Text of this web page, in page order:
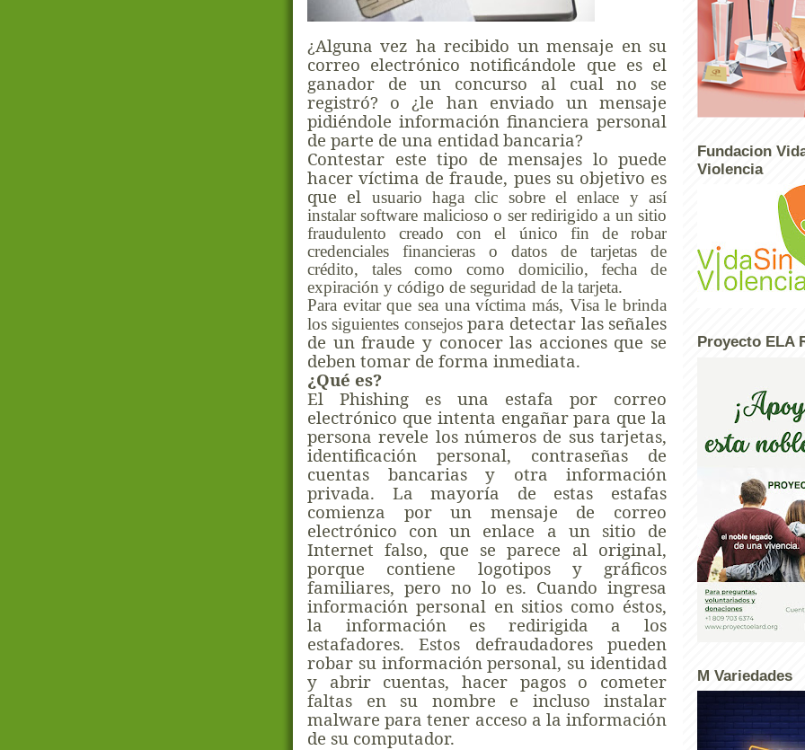
¿Alguna vez ha recibido un mensaje en su
correo electrónico notificándole que es el
ganador de un concurso al cual no se
registró? o ¿le han enviado un mensaje
pidiéndole información financiera personal
de parte de una entidad bancaria?
Contestar este tipo de mensajes lo puede
hacer víctima de fraude, pues su objetivo es
que el
usuario haga clic sobre el enlace y así
instalar software malicioso o ser redirigido a un sitio
fraudulento creado con el único fin de robar
credenciales financieras o datos de tarjetas de
crédito, tales como como domicilio, fecha de
expiración y código de seguridad de la tarjeta.
Para evitar que sea una víctima más, Visa le brinda
los siguientes consejos para detectar las señales
de un fraude y conocer las acciones que se
deben tomar de forma inmediata.
¿Qué es?
El Phishing es una estafa por correo
electrónico que intenta engañar para que la
persona revele los números de sus tarjetas,
identificación personal, contraseñas de
cuentas bancarias y otra información
privada. La mayoría de estas estafas
comienza por un mensaje de correo
electrónico con un enlace a un sitio de
Internet falso, que se parece al original,
porque contiene logotipos y gráficos
familiares, pero no lo es. Cuando ingresa
información personal en sitios como éstos,
la información es redirigida a los
estafadores. Estos defraudadores pueden
robar su información personal, su identidad
y abrir cuentas, hacer pagos o cometer
faltas en su nombre e incluso instalar
malware para tener acceso a la información
de su computador.
Fundacion
Violencia
Proyecto ELA
M Variedades